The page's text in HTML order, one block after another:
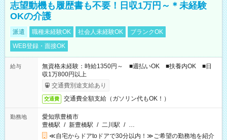
志望動機も履歴書も不要！日収1万円～＊未経験
OKの介護
派遣 職種未経験OK 社会人未経験OK
ブランクOK
WEB登録・面接OK
給与
無資格未経験：時給1350円～ ■週払いOK ■扶養内OK ■日
収1万800円以上
交通費別途支給あり
交通費 交通費全額支給（ガソリン代もOK！）
勤務地
愛知県豊橋市
豊橋駅 / 新豊橋駅 / 二川駅 / …
≪自宅からドアtoドアで30分以内！≫ご希望の勤務地を紹介